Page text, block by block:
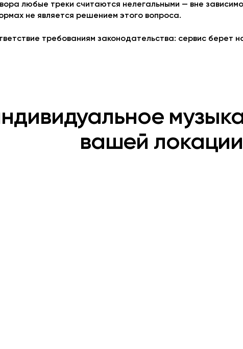
любые треки считаются нелегальными — вне
не является решением этого вопроса.
требованиям законодательства: сервис берет
вашей локации